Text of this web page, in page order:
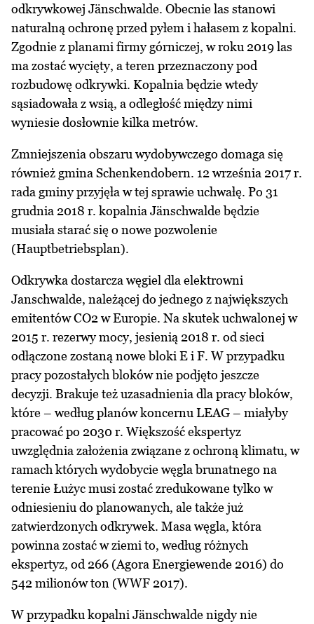
odkrywkowej Jänschwalde. Obecnie las stanowi
naturalną ochronę przed pyłem i hałasem z kopalni.
Zgodnie z planami firmy górniczej, w roku 2019 las
ma zostać wycięty, a teren przeznaczony pod
rozbudowę odkrywki. Kopalnia będzie wtedy
sąsiadowała z wsią, a odległość między nimi
wyniesie dosłownie kilka metrów.
Zmniejszenia obszaru wydobywczego domaga się
również gmina Schenkendobern. 12 września 2017 r.
rada gminy przyjęła w tej sprawie uchwałę. Po 31
grudnia 2018 r. kopalnia Jänschwalde będzie
musiała starać się o nowe pozwolenie
(Hauptbetriebsplan).
Odkrywka dostarcza węgiel dla elektrowni
Janschwalde, należącej do jednego z największych
emitentów CO2 w Europie. Na skutek uchwalonej w
2015 r. rezerwy mocy, jesienią 2018 r. od sieci
odłączone zostaną nowe bloki E i F. W przypadku
pracy pozostałych bloków nie podjęto jeszcze
decyzji. Brakuje też uzasadnienia dla pracy bloków,
które – według planów koncernu LEAG – miałyby
pracować po 2030 r. Większość ekspertyz
uwzględnia założenia związane z ochroną klimatu, w
ramach których wydobycie węgla brunatnego na
terenie Łużyc musi zostać zredukowane tylko w
odniesieniu do planowanych, ale także już
zatwierdzonych odkrywek. Masa węgla, która
powinna zostać w ziemi to, według różnych
ekspertyz, od 266 (Agora Energiewende 2016) do
542 milionów ton (WWF 2017).
W przypadku kopalni Jänschwalde nigdy nie